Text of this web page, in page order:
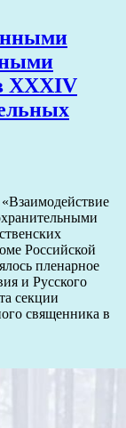
XXXIV
Российской
пленарное
и Русского
секции
священника в